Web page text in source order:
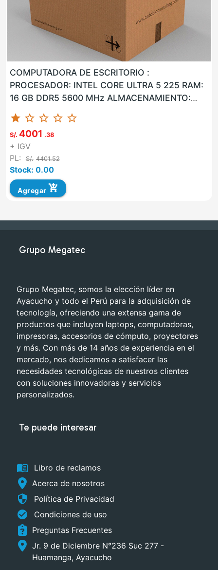
COMPUTADORA DE ESCRITORIO :
PROCESADOR: INTEL CORE ULTRA 5 225 RAM:
16 GB DDR5 5600 MHz ALMACENAMIENTO:
960 GB SSD LAN: SI WLAN: SI USB: SI VGA: NO
HD...
star star_border star_border star_border star_border
S/. 4001 .38
+ IGV
PL:
S/. 4401.52
Stock: 0.00
Agregar add_shopping_cart
Grupo Megatec
Grupo Megatec, somos la elección líder en
Ayacucho y todo el Perú para la adquisición de
tecnología, ofreciendo una extensa gama de
productos que incluyen laptops, computadoras,
impresoras, accesorios de cómputo, proyectores
y más. Con más de 14 años de experiencia en el
mercado, nos dedicamos a satisfacer las
necesidades tecnológicas de nuestros clientes
con soluciones innovadoras y servicios
personalizados.
Te puede interesar
menu_book
Libro de reclamos
Acerca de nosotros
security Política de Privacidad
check_circle
Condiciones de uso
Preguntas Frecuentes
Jr. 9 de Diciembre N°236 Suc 277 -
Huamanga, Ayacucho